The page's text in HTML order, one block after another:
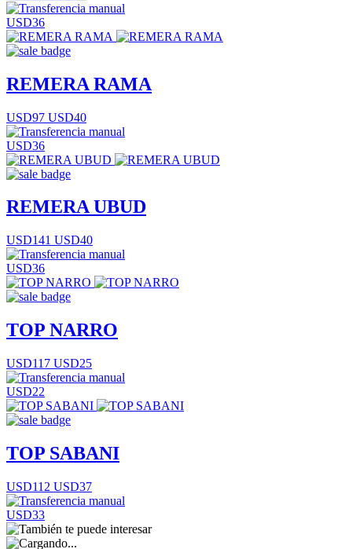
USD36
REMERA RAMA
USD97 USD40
USD36
REMERA UBUD
USD141 USD40
USD36
TOP NARRO
USD117 USD25
USD22
TOP SABANI
USD112 USD37
USD33